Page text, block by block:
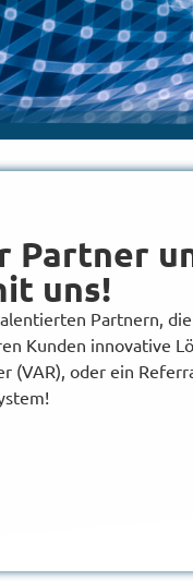
Partner
uns!
Partnern,
Kunden innovative
(VAR), oder ein